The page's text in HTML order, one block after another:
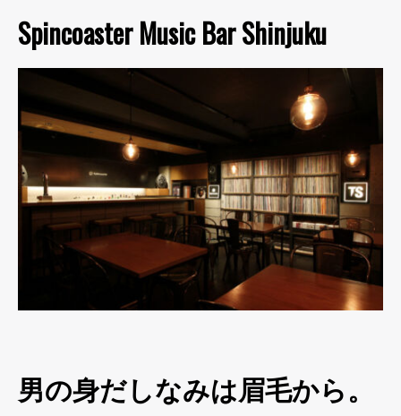
Spincoaster Music Bar Shinjuku
男の身だしなみは眉毛から。